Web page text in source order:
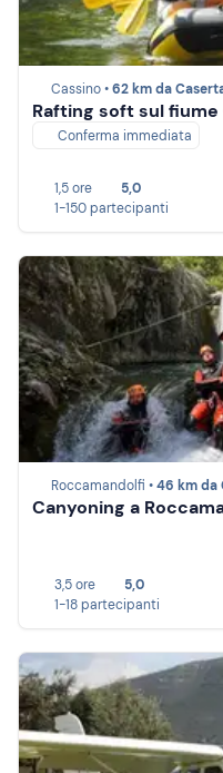
Cassino •62 km da
Rafting soft sul
Conferma immediata
1,5 ore
5,0
1-150 partecipanti
Roccamandolfi •46 km da
Canyoning a
3,5 ore
5,0
1-18 partecipanti